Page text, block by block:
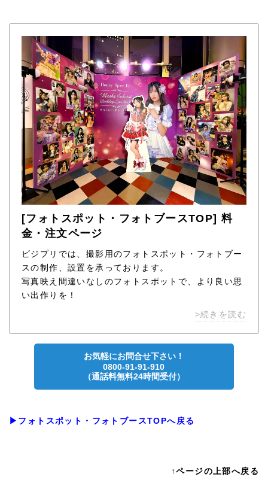
[フォトスポット・フォトブースTOP] 料
金・注文ページ
ビジプリでは、撮影用のフォトスポット・フォトブー
スの制作、設置を承っております。
写真映え間違いなしのフォトスポットで、より良い思
い出作りを！
>続きを読む
お気軽にお問合せ下さい！
0800-91-91-910
（通話料無料24時間受付）
▶フォトスポット・フォトブースTOPへ戻る
↑ページの上部へ戻る